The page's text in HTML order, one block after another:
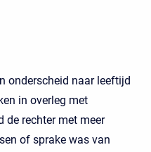
onderscheid naar leeftijd
in overleg met
de rechter met meer
of sprake was van